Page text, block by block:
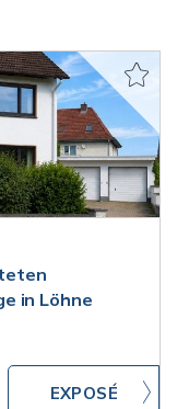
in Löhne